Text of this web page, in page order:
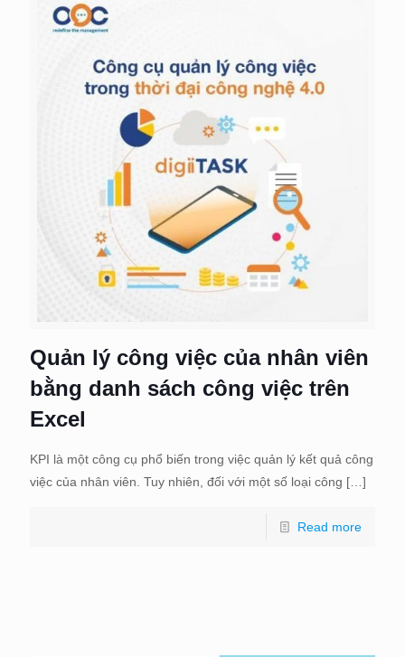
Quản lý công việc của nhân viên
bằng danh sách công việc trên
Excel
KPI là một công cụ phổ biến trong việc quản lý kết quả công
việc của nhân viên. Tuy nhiên, đối với một số loại công […]
Read more